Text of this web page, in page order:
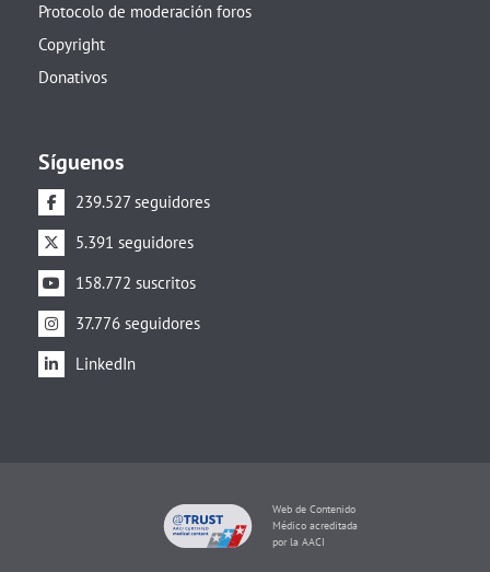
Protocolo de moderación foros
Copyright
Donativos
Síguenos
239.527 seguidores
5.391 seguidores
158.772 suscritos
37.776 seguidores
LinkedIn
Web de Contenido
Médico acreditada
por la AACI